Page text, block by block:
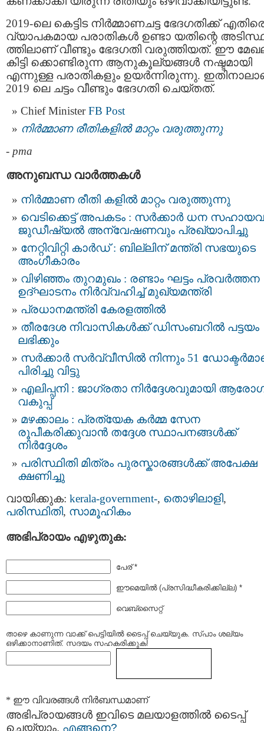
2019-ലെ കെട്ടിട നിർമ്മാണചട്ട ഭേദഗതിക്ക്
വ്യാപകമായ പരാതികള്‍ ഉണ്ടാ യതിന്റെ
ത്തിലാണ് വീണ്ടും ഭേദഗതി വരുത്തിയത്. ഈ
കിട്ടി ക്കൊണ്ടിരുന്ന ആനുകൂല്യങ്ങൾ നഷ്ടമായി
എന്നുള്ള പരാതികളും ഉയര്‍ന്നിരുന്നു.
2019 ലെ ചട്ടം വീണ്ടും ഭേദഗതി ചെയ്തത്.
Chief MinisterFB Post
നിര്‍മ്മാണ രീതികളില്‍ മാറ്റം വരുത്തുന്നു
- pma
അനുബന്ധ വാര്‍ത്തകള്‍
നിര്‍മ്മാണ രീതി കളില്‍ മാറ്റം വരുത്തുന്നു
വെടിക്കെട്ട് അപകടം : സർക്കാർ ധന
ജുഡീഷ്യൽ അന്വേഷണവും പ്രഖ്യാപിച്ചു
നേറ്റിവിറ്റി കാര്‍ഡ് : ബില്ലിന് മന്ത്രി സഭയുടെ
അംഗീകാരം
വിഴിഞ്ഞം തുറമുഖം : രണ്ടാം ഘട്ടം പ്രവർത്തന
ഉദ്ഘാടനം നിർവ്വഹിച്ച് മുഖ്യമന്ത്രി
പ്രധാനമന്ത്രി കേരളത്തിൽ
തീരദേശ നിവാസികൾക്ക് ഡിസംബറിൽ പട്ടയം
ലഭിക്കും
സർക്കാർ സർവ്വീസിൽ നിന്നും 51
പിരിച്ചു വിട്ടു
എലിപ്പനി : ജാഗ്രതാ നിർദ്ദേശവുമായി
വകുപ്പ്‌
മഴക്കാലം : പ്രത്യേക കര്‍മ്മ സേന
രൂപീകരിക്കുവാൻ തദ്ദേശ സ്ഥാപനങ്ങള്‍ക്ക്
നിർദ്ദേശം
പരിസ്ഥിതി മിത്രം പുരസ്കാരങ്ങൾക്ക് അപേക്ഷ
ക്ഷണിച്ചു
വായിക്കുക: kerala-government-, തൊഴിലാളി,
പരിസ്ഥിതി, സാമൂഹികം
അഭിപ്രായം എഴുതുക:
പേര് *
ഈമെയില്‍ (പ്രസിദ്ധീകരിക്കില്ല) *
വെബ്സൈറ്റ്
താഴെ കാണുന്ന വാക്ക് പെട്ടിയില്‍ ടൈപ്പ്‌ ചെയ്യുക. സ്പാം ശല്യം
ഒഴിക്കാനാണിത്. സദയം സഹകരിക്കുക!
* ഈ വിവരങ്ങള്‍ നിര്‍ബന്ധമാണ്
അഭിപ്രായങ്ങള്‍ ഇവിടെ മലയാളത്തില്‍ ടൈപ്പ്
ചെയ്യാം. എങ്ങനെ?